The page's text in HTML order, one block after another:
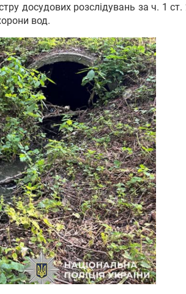
досудових розслідувань за ч. 1 ст.
вод.